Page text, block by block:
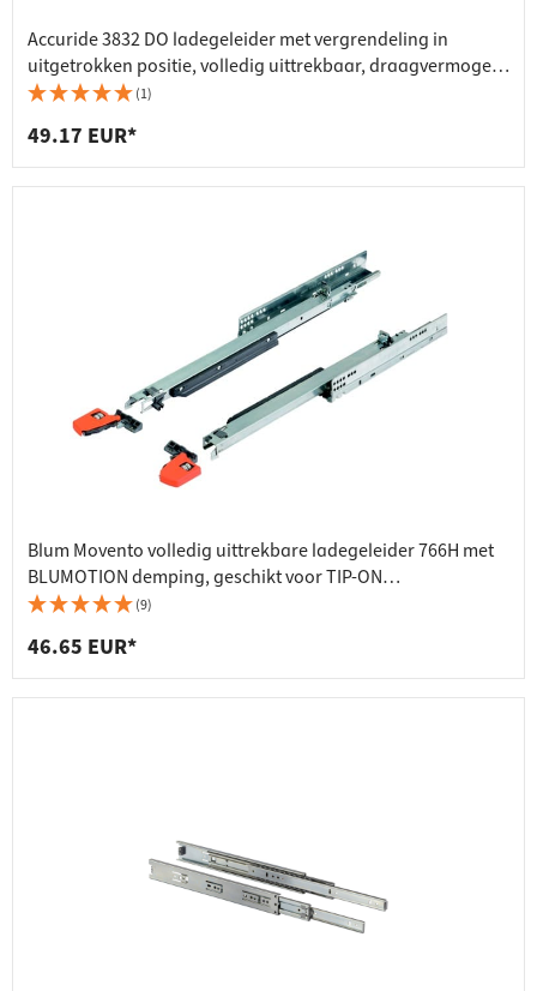
Accuride 3832 DO ladegeleider met vergrendeling in
uitgetrokken positie, volledig uittrekbaar, draagvermogen
45 kg
(1)
49.17 EUR*
Blum Movento volledig uittrekbare ladegeleider 766H met
BLUMOTION demping, geschikt voor TIP-ON
uittreksysteem, 60 kg
(9)
46.65 EUR*